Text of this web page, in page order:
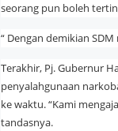
seorang pun boleh
“ Dengan demikian
Terakhir, Pj. Gubernur
penyalahgunaan
ke waktu. “Kami
tandasnya.